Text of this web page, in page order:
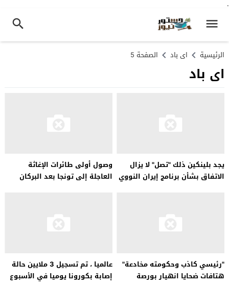
.
الرئيسية اى باد الصفحة 5
اى باد
يجد بلينكين ذلك "تصل" لا يزال
الاتفاق بشأن برنامج إيران النووي
وصول أولى طائرات الإغاثة
العاجلة إلى تونجا بعد البركان
"رئيسي كاذب وحكومته مخادعة"
هتافات ضحايا انهيار بورصة
عالميا ، تم تسجيل 3 ملايين حالة
إصابة بكورونا يوميا في الأسبوع